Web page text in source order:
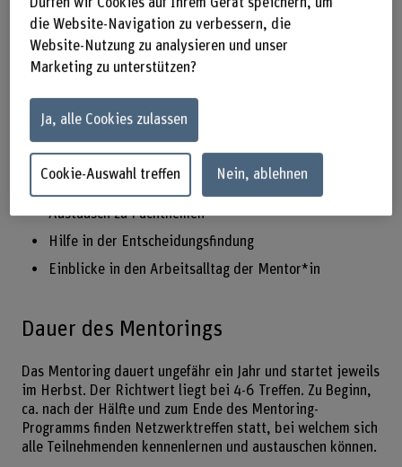
Mögliche Themen sind beispielsweise:
Karriereplanung
persönliche und berufliche Entwicklung
Lohn- oder andere Verhandlungen
Businesspläne und Selbständigkeit
Austausch zu Fachthemen
Hilfe in der Entscheidungsfindung
Einblicke in den Arbeitsalltag der Mentor*in
Dauer des Mentorings
Das Mentoring dauert ungefähr ein Jahr und startet jeweils
im Herbst. Der Richtwert liegt bei 4-6 Treffen. Zu Beginn,
ca. nach der Hälfte und zum Ende des Mentoring-
Programms finden Netzwerktreffen statt, bei welchem sich
alle Teilnehmenden kennenlernen und austauschen können.
Dürfen wir Cookies auf Ihrem Gerät speichern, um
die Website-Navigation zu verbessern, die
Website-Nutzung zu analysieren und unser
Marketing zu unterstützen?
Ja, alle Cookies zulassen
Cookie-Auswahl treffen Nein, ablehnen